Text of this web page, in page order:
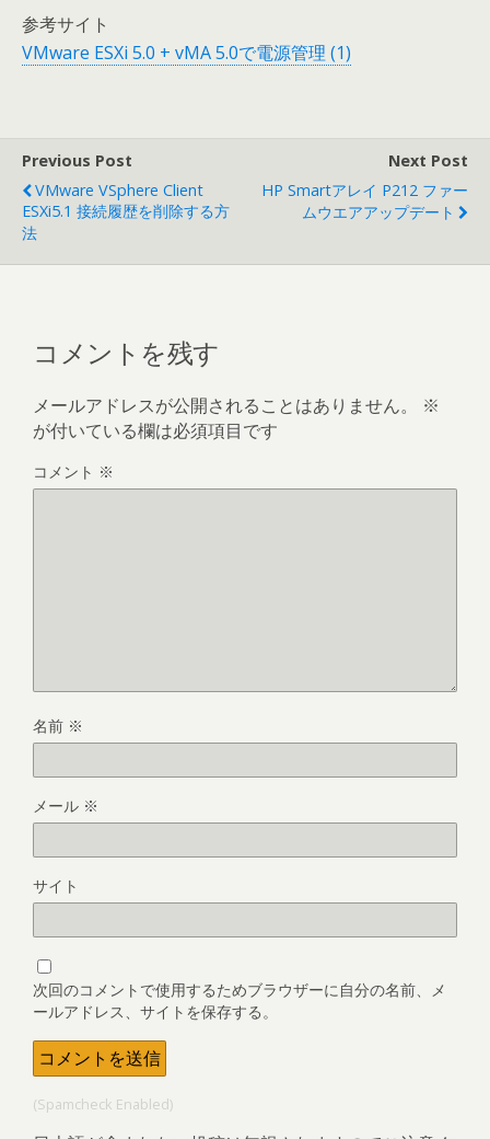
参考サイト
VMware ESXi 5.0 + vMA 5.0で電源管理 (1)
Previous Post
VMware VSphere Client
ESXi5.1 接続履歴を削除する方
法
Next Post
HP Smartアレイ P212 ファー
ムウエアアップデート
コメントを残す
メールアドレスが公開されることはありません。
※
が付いている欄は必須項目です
コメント ※
名前 ※
メール ※
サイト
次回のコメントで使用するためブラウザーに自分の名前、メ
ールアドレス、サイトを保存する。
(Spamcheck Enabled)